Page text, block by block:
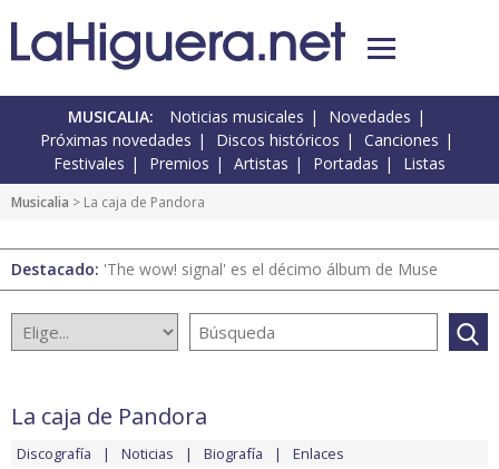
MUSICALIA: Noticias musicales
Novedades
Próximas novedades
Discos históricos
Canciones
Festivales
Premios Artistas Portadas Listas
Musicalia > La caja de Pandora
Destacado: 'The wow! signal' es el décimo álbum de Muse
La caja de Pandora
Discografía Noticias Biografía Enlaces